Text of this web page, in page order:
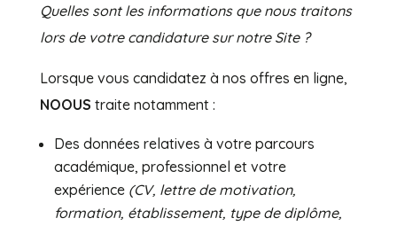
Quelles sont les informations que nous traitons
lors de votre candidature sur notre Site ?
Lorsque vous candidatez à nos offres en ligne,
NOOUS traite notamment :
Des données relatives à votre parcours
académique, professionnel et votre
expérience (CV, lettre de motivation,
formation, établissement, type de diplôme,